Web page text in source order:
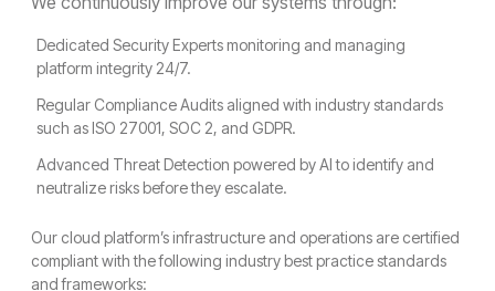
Dedicated Security Experts monitoring and managing
platform integrity 24/7.
Regular Compliance Audits aligned with industry standards
such as ISO 27001, SOC 2, and GDPR.
Advanced Threat Detection powered by AI to identify and
neutralize risks before they escalate.
Our cloud platform’s infrastructure and operations are certified
compliant with the following industry best practice standards
and frameworks: